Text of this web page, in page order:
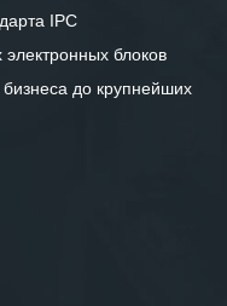
«555» долгих
IPC
блоков
до крупнейших